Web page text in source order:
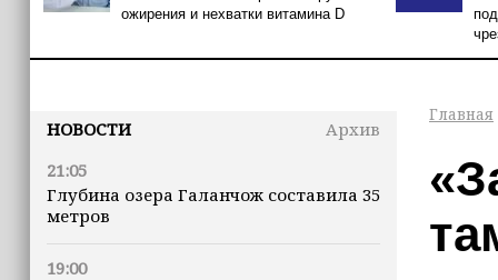
ожирения и нехватки витамина D
НОВОСТИ
Архив
21:05
Глубина озера Галанчож составила 35
метров
19:00
Главная